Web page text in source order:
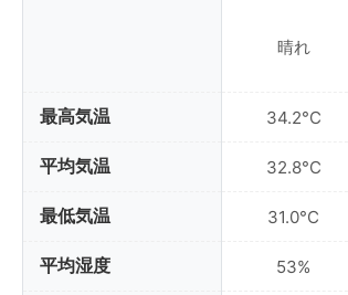
最高気温
平均気温
最低気温
平均湿度
晴れ
34.2°C
32.8°C
31.0°C
53%